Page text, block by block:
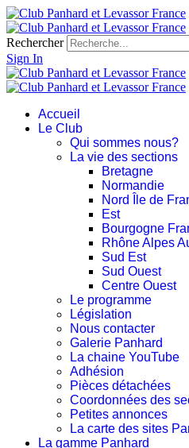
Rechercher
Sign In
Accueil
Le Club
Qui sommes nous?
La vie des sections
Bretagne
Normandie
Nord Île de
Est
Bourgogne
Rhône Alpes
Sud Est
Sud Ouest
Centre Ouest
Le programme
Législation
Nous contacter
Galerie Panhard
La chaine YouTube
Adhésion
Pièces détachées
Coordonnées des
Petites annonces
La carte des sites
La gamme Panhard